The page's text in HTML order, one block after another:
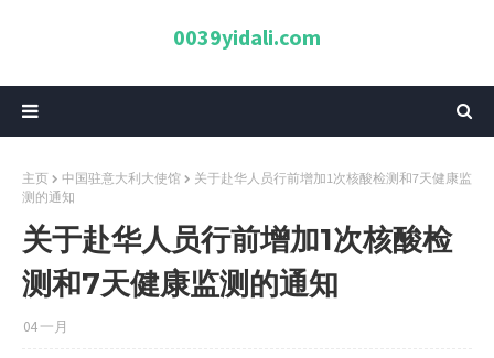
0039yidali.com
主页 中国驻意大利大使馆
关于赴华人员行前增加1次核酸检测和7天健康监
测的通知
关于赴华人员行前增加1次核酸检
测和7天健康监测的通知
04 一月